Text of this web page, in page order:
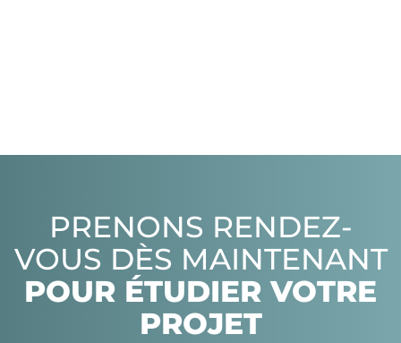
PRENONS RENDEZ-
VOUS DÈS MAINTENANT
POUR ÉTUDIER VOTRE
PROJET